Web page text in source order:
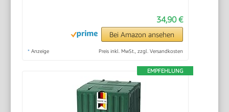
34,90 €
Bei Amazon ansehen
* Anzeige Preis inkl. MwSt., zzgl. Versandkosten
EMPFEHLUNG